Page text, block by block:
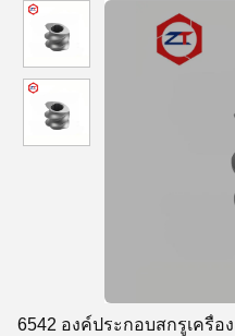
6542 องค์ประกอบสกรูเครื่อ